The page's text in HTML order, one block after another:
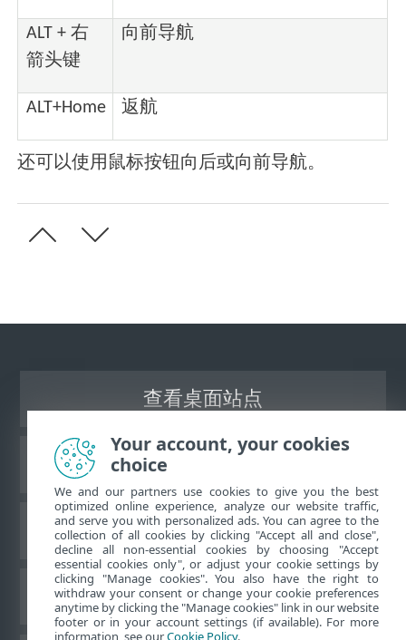
ALT + 右
箭头键
向前导航
ALT+Home 返航
还可以使用鼠标按钮向后或向前导航。
查看桌面站点
ESET 知识库
ESET 论坛
区域支持
Your account, your cookies
choice
We and our partners use cookies to give you the best
optimized online experience, analyze our website traffic,
and serve you with personalized ads. You can agree to the
collection of all cookies by clicking "Accept all and close",
decline all non-essential cookies by choosing "Accept
essential cookies only", or adjust your cookie settings by
clicking "Manage cookies". You also have the right to
withdraw your consent or change your cookie preferences
anytime by clicking the "Manage cookies" link in our website
footer or in your account settings (if available). For more
information, see ourCookie Policy.